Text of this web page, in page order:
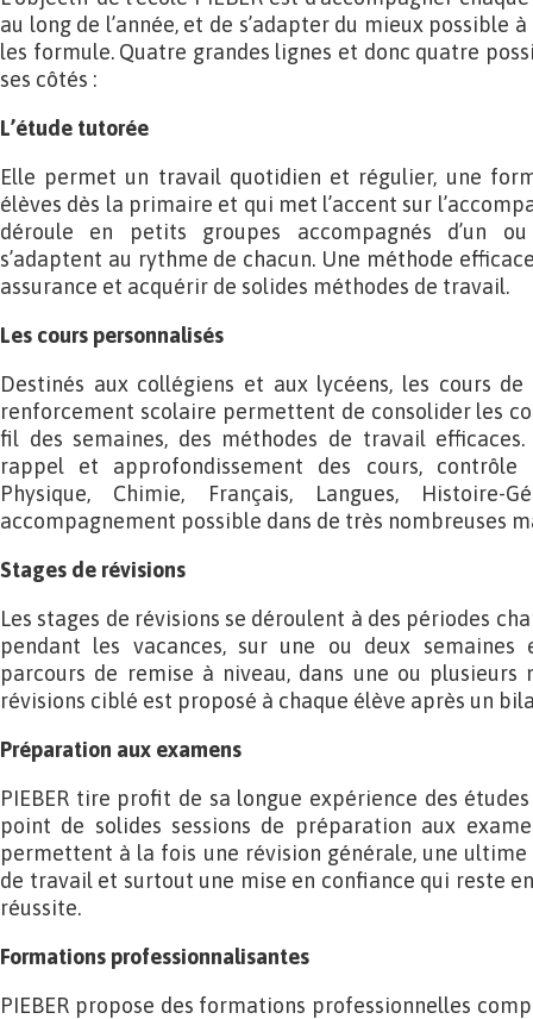
au long de l’année, et de s’adapter du mieux possible
les formule. Quatre grandes lignes et donc quatre
ses côtés :
L’étude tutorée
Elle permet un travail quotidien et régulier, une
élèves dès la primaire et qui met l’accent sur
déroule en petits groupes accompagnés d’un
s’adaptent au rythme de chacun. Une méthode
assurance et acquérir de solides méthodes de travail.
Les cours personnalisés
Destinés aux collégiens et aux lycéens, les cours
renforcement scolaire permettent de consolider les
fil des semaines, des méthodes de travail
rappel et approfondissement des cours, contrôle
Physique, Chimie, Français, Langues, Histoire-
accompagnement possible dans de très nombreuses
Stages de révisions
Les stages de révisions se déroulent à des périodes
pendant les vacances, sur une ou deux
parcours de remise à niveau, dans une ou plusieurs
révisions ciblé est proposé à chaque élève après un
Préparation aux examens
PIEBER tire profit de sa longue expérience des
point de solides sessions de préparation aux
permettent à la fois une révision générale, une
de travail et surtout une mise en confiance qui reste
réussite.
Formations professionnalisantes
PIEBER propose des formations professionnelles